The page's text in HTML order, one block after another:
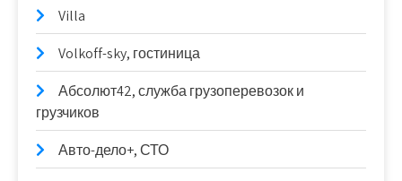
Villa
Volkoff-sky, гостиница
Абсолют42, служба грузоперевозок и
грузчиков
Авто-дело+, СТО